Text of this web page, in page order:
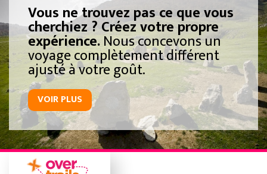
Vous ne trouvez pas ce que vous
cherchiez ? Créez votre propre
expérience.Nous concevons un
voyage complètement différent
ajusté à votre goût.
VOIR PLUS